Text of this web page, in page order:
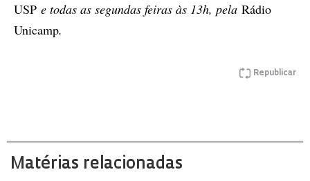
USP e todas as segundas feiras às 13h, pela Rádio
Unicamp.
Republicar